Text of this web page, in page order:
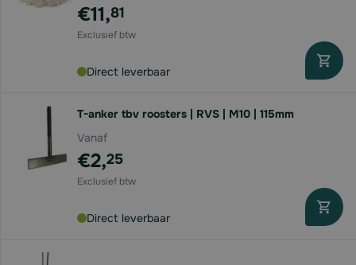
€11,81
Direct leverbaar
T-anker tbv roosters | RVS | M10 | 115mm
Vanaf
€2,25
Direct leverbaar